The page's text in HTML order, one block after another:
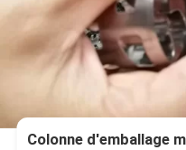
Colonne d'emballage